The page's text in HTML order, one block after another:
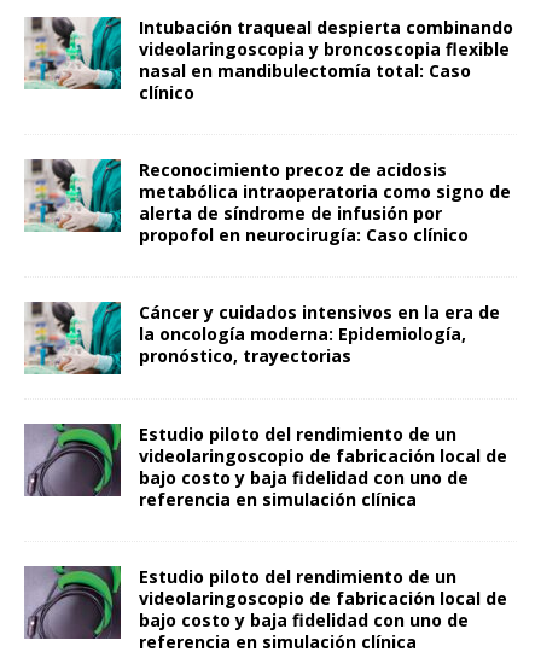
Intubación traqueal despierta combinando
videolaringoscopia y broncoscopia flexible
nasal en mandibulectomía total: Caso
clínico
Reconocimiento precoz de acidosis
metabólica intraoperatoria como signo de
alerta de síndrome de infusión por
propofol en neurocirugía: Caso clínico
Cáncer y cuidados intensivos en la era de
la oncología moderna: Epidemiología,
pronóstico, trayectorias
Estudio piloto del rendimiento de un
videolaringoscopio de fabricación local de
bajo costo y baja fidelidad con uno de
referencia en simulación clínica
Estudio piloto del rendimiento de un
videolaringoscopio de fabricación local de
bajo costo y baja fidelidad con uno de
referencia en simulación clínica